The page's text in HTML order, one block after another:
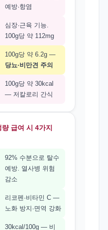
예방·항염
심장·근육 기능.
100g당 약 112mg
100g당 약 6.2g —
당뇨·비만견 주의
100g당 약 30kcal
— 저칼로리 간식
급여 시 4가지
92% 수분으로 탈수
예방. 열사병 위험
감소
리코펜·비타민 C —
노화 방지·면역 강화
30kcal/100g — 비